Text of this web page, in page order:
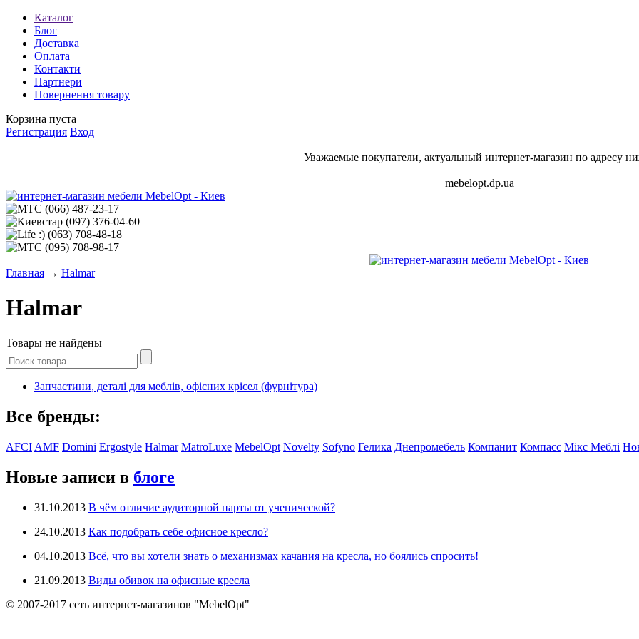
Каталог
Блог
Доставка
Оплата
Контакти
Партнери
Повернення товару
Корзина пуста
Регистрация Вход
Уважаемые покупатели, актуальный интернет-магазин по адресу
mebelopt.dp.ua
(066) 487-23-17
(097) 376-04-60
(063) 708-48-18
(095) 708-98-17
Главная → Halmar
Halmar
Товары не найдены
Запчастини, деталі для меблів, офісних крісел (фурнітура)
Все бренды:
AFCI AMF Domini Ergostyle Halmar MatroLuxe MebelOpt Novelty Sofyno Гелика Днепромебель Компанит Компасс Мікс Меблі
Новые записи в блоге
31.10.2013 В чём отличие аудиторной парты от ученической?
24.10.2013 Как подобрать себе офисное кресло?
04.10.2013 Всё, что вы хотели знать о механизмах качания на кресла, но боялись спросить!
21.09.2013 Виды обивок на офисные кресла
© 2007-2017 сеть интернет-магазинов "MebelOpt"